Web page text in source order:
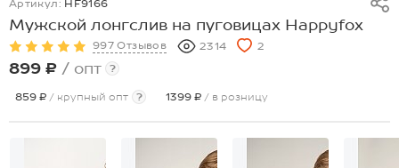
Артикул: HF9166
Мужской лонгслив на пуговицах Happyfox
997 Отзывов 2314 2
899 ₽ / опт ?
859 ₽ / крупный опт ? 1399 ₽ / в розницу